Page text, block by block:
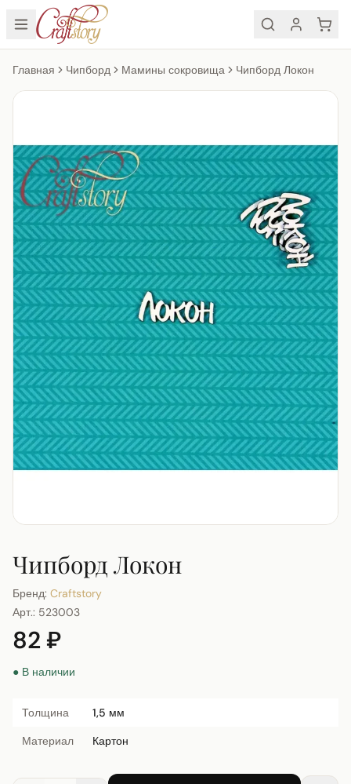
Главная Чипборд Мамины сокровища Чипборд Локон
Чипборд Локон
Бренд: Craftstory
Арт.: 523003
82 ₽
● В наличии
Толщина
1,5 мм
Материал
Картон